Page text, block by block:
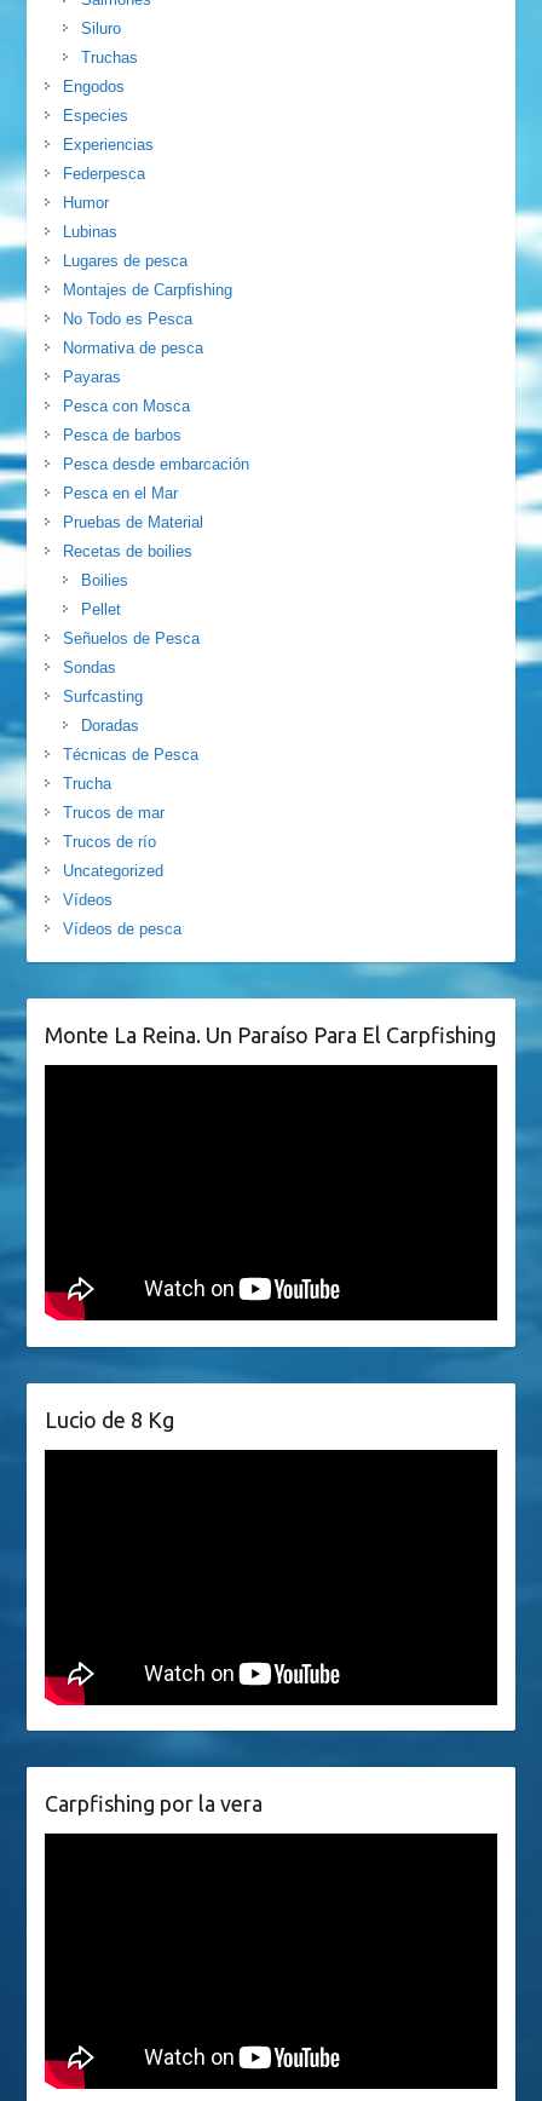
Siluro
Truchas
Engodos
Especies
Experiencias
Federpesca
Humor
Lubinas
Lugares de pesca
Montajes de Carpfishing
No Todo es Pesca
Normativa de pesca
Payaras
Pesca con Mosca
Pesca de barbos
Pesca desde embarcación
Pesca en el Mar
Pruebas de Material
Recetas de boilies
Boilies
Pellet
Señuelos de Pesca
Sondas
Surfcasting
Doradas
Técnicas de Pesca
Trucha
Trucos de mar
Trucos de río
Uncategorized
Vídeos
Vídeos de pesca
Monte La Reina. Un Paraíso Para El Carpfishing
Lucio de 8 Kg
Carpfishing por la vera